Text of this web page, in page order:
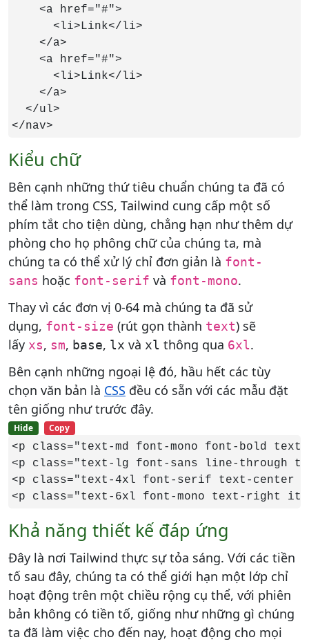
    <a href="#">
      <li>Link</li>
    </a>
    <a href="#">
      <li>Link</li>
    </a>
  </ul>
</nav>
Kiểu chữ
Bên cạnh những thứ tiêu chuẩn chúng ta đã có
thể làm trong CSS, Tailwind cung cấp một số
phím tắt cho tiện dùng, chẳng hạn như thêm dự
phòng cho họ phông chữ của chúng ta, mà
chúng ta có thể xử lý chỉ đơn giản là font-
sans hoặc font-serif và font-mono.
Thay vì các đơn vị 0-64 mà chúng ta đã sử
dụng, font-size (rút gọn thành text) sẽ
lấy xs, sm, base, lx và xl thông qua 6xl.
Bên cạnh những ngoại lệ đó, hầu hết các tùy
chọn văn bản là CSS đều có sẵn với các mẫu đặt
tên giống như trước đây.
Hide Copy
<p class="text-md font-mono font-bold text-
<p class="text-lg font-sans line-through
<p class="text-4xl font-serif text-center
<p class="text-6xl font-mono text-right
Khả năng thiết kế đáp ứng
Đây là nơi Tailwind thực sự tỏa sáng. Với các tiền
tố sau đây, chúng ta có thể giới hạn một lớp chỉ
hoạt động trên một chiều rộng cụ thể, với phiên
bản không có tiền tố, giống như những gì chúng
ta đã làm việc cho đến nay, hoạt động cho mọi